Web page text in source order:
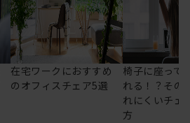
在宅ワークにおすすめ
のオフィスチェア5選
椅子に座って
れる！？その
れにくいチェ
方